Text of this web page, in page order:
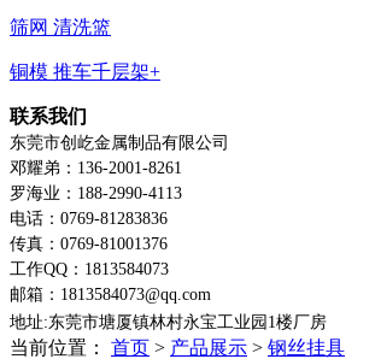
筛网 清洗篮
铜模 推车千层架+
联系我们
东莞市创屹金属制品有限公司
邓耀弟：136-2001-8261
罗海业：188-2990-4113
电话：0769-81283836
传真：0769-81001376
工作QQ：1813584073
邮箱：1813584073@qq.com
地址:东莞市塘厦镇林村永宝工业园1楼厂房
当前位置： 首页 > 产品展示 > 钢丝挂具